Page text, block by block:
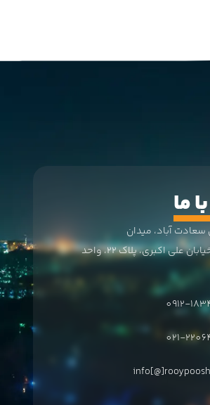
ما
سعادت آباد، میدان
کاج،خیابان علی اکبری، پلاک 22، واحد
0912-
021-